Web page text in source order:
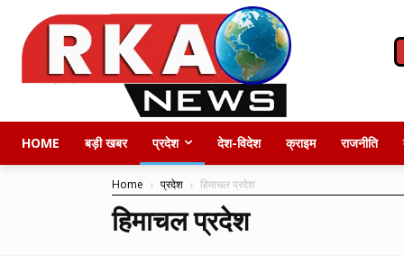
HOME बड़ी खबर प्रदेश देश-विदेश क्राइम राजनीति
Home प्रदेश हिमाचल प्रदेश
हिमाचल प्रदेश